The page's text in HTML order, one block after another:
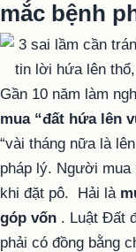
mắc bệnh
Gần 10 năm làm
mua “đất hứa lên
“vài tháng nữa là
pháp lý. Người
khi đặt pô.
Hải là
góp vốn . Luật Đất
phải có đồng bằng